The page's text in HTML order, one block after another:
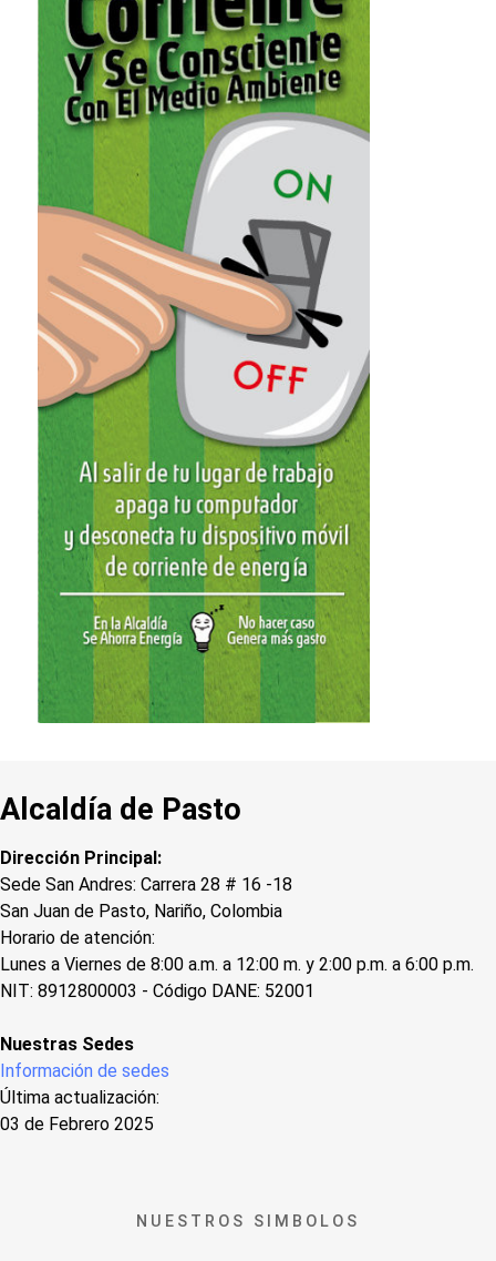
Alcaldía de Pasto
Dirección Principal:
Sede San Andres: Carrera 28 # 16 -18
San Juan de Pasto, Nariño, Colombia
Horario de atención:
Lunes a Viernes de 8:00 a.m. a 12:00 m. y 2:00 p.m. a 6:00 p.m.
NIT: 8912800003 - Código DANE: 52001
Nuestras Sedes
Información de sedes
Última actualización:
03 de Febrero 2025
NUESTROS SIMBOLOS